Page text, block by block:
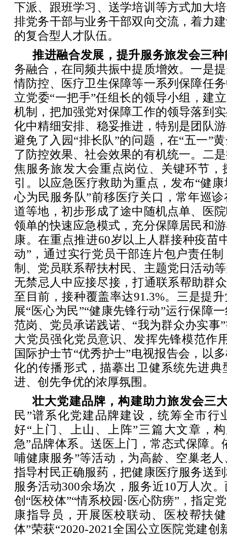
下派、跟班学习、送学培训等方式加大
排党务干部与业务干部双向交流，着力
的复合型人才队伍。
推进融合发展，提升服务旅发会三
务融合，在同频共振中提质增效。一是
情防控、医疗卫生保障等一系列保障任
立党委“一把手”任组长的领导小组，建
机制，把加强党对保障工作的领导落到
化中精细安排、稳妥推进，特别是团队
避免了入园“排长队”的问题，在“五一”
了防控效果、社会效果的有机统一。二
焦服务旅发大会重点岗位、关键环节，
引。以应急医疗救助为重点，发布“健
心为民服务队”前移医疗关口，常年巡
道等地，初步形成了途中随机点单、医
领单的快速应急模式，充分保障居民和
康。在重点推进60岁以上人群接种疫苗
动”，通过实行党员干部连片包户责任
制、党员联系帮扶村民、主题党日活动
无禁忌人中应接尽接，打通联系帮助群
至目前，接种覆盖率达91.3%。三是提
展“医心为民”“健康先锋行动”运行保障
范岗、党员承诺践诺、“我为群众办实事
大党员强化党员意识、发挥先锋模范作
国际护士节“优秀护士”电视报告会，以
化的传播形式，描摹出卫健系统先进典
进、创先争优的浓厚氛围。
壮大党建品牌，构建助力旅发会三
民”谱系化党建品牌建设，统筹全市行
好“上门、上山、上阵”三篇大文章，
急”品牌体系。送医上门，常态式保障。
哺健康服务”等活动，为高龄、空巢老
指导村民正确服药，把健康医疗服务送
服务活动300余场次，服务近10万人次
创“医校体”“情系校园·医心防痨”，指定
康指导员，开展医校联动、医校帮扶
体”荣获“2020-2021全国公立医院党建创